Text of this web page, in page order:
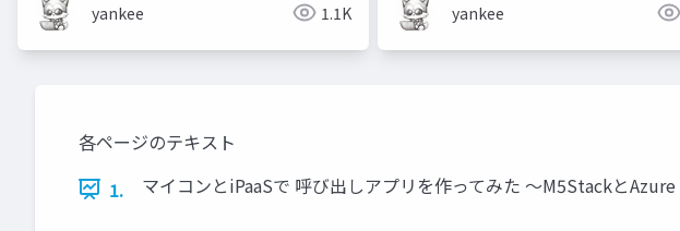
yankee 1.1K yankee
各ページのテキスト
1.
マイコンとiPaaSで 呼び出しアプリを作ってみた ～M5Stackと